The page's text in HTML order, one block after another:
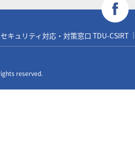
キュリティ対応・対策窓口 TDU-CSIRT
reserved.